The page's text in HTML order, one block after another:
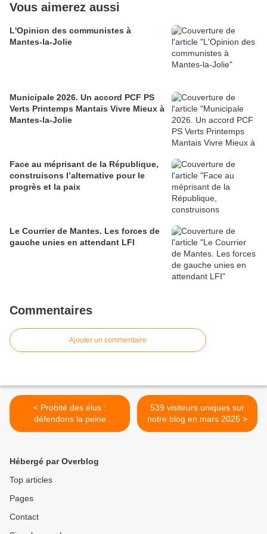
Vous aimerez aussi
L'Opinion des communistes à
Mantes-la-Jolie
Municipale 2026. Un accord PCF PS
Verts Printemps Mantais Vivre Mieux à
Mantes-la-Jolie
Face au méprisant de la République,
construisons l’alternative pour le
progrès et la paix
Le Courrier de Mantes. Les forces de
gauche unies en attendant LFI
Commentaires
Ajouter un commentaire
< Probité des élus :
défendons la peine
d’inéligibilité !
539 visiteurs uniques sur
notre blog en mars 2025 >
Hébergé par Overblog
Top articles
Pages
Contact